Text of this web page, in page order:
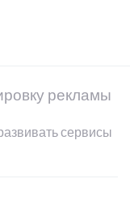
рекламы